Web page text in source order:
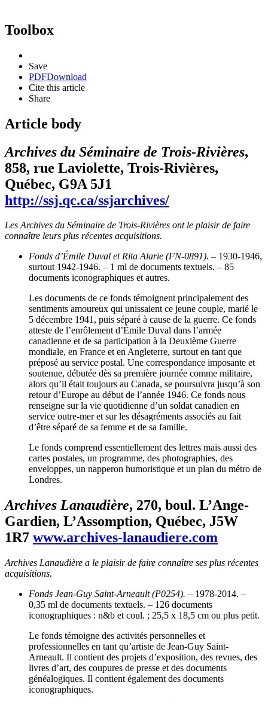
Toolbox
Save
PDFDownload
Cite this article
Share
Article body
Archives du Séminaire de Trois-Rivières,
858, rue Laviolette, Trois-Rivières,
Québec, G9A 5J1
http://ssj.qc.ca/ssjarchives/
Les Archives du Séminaire de Trois-Rivières ont le plaisir de faire
connaître leurs plus récentes acquisitions.
Fonds d’Émile Duval et Rita Alarie (FN-0891). – 1930-1946,
surtout 1942-1946. – 1 ml de documents textuels. – 85
documents iconographiques et autres.
Les documents de ce fonds témoignent principalement des
sentiments amoureux qui unissaient ce jeune couple, marié le
5 décembre 1941, puis séparé à cause de la guerre. Ce fonds
atteste de l’enrôlement d’Émile Duval dans l’armée
canadienne et de sa participation à la Deuxième Guerre
mondiale, en France et en Angleterre, surtout en tant que
préposé au service postal. Une correspondance imposante et
soutenue, débutée dès sa première journée comme militaire,
alors qu’il était toujours au Canada, se poursuivra jusqu’à son
retour d’Europe au début de l’année 1946. Ce fonds nous
renseigne sur la vie quotidienne d’un soldat canadien en
service outre-mer et sur les désagréments associés au fait
d’être séparé de sa femme et de sa famille.
Le fonds comprend essentiellement des lettres mais aussi des
cartes postales, un programme, des photographies, des
enveloppes, un napperon humoristique et un plan du métro de
Londres.
Archives Lanaudière, 270, boul. L’Ange-
Gardien, L’Assomption, Québec, J5W
1R7 www.archives-lanaudiere.com
Archives Lanaudière a le plaisir de faire connaître ses plus récentes
acquisitions.
Fonds Jean-Guy Saint-Arneault (P0254). – 1978-2014. –
0,35 ml de documents textuels. – 126 documents
iconographiques : n&b et coul. ; 25,5 x 18,5 cm ou plus petit.
Le fonds témoigne des activités personnelles et
professionnelles en tant qu’artiste de Jean-Guy Saint-
Arneault. Il contient des projets d’exposition, des revues, des
livres d’art, des coupures de presse et des documents
généalogiques. Il contient également des documents
iconographiques.